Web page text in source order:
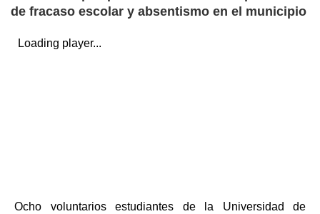
de fracaso escolar y absentismo en el municipio
Loading player...
Ocho voluntarios estudiantes de la Universidad de